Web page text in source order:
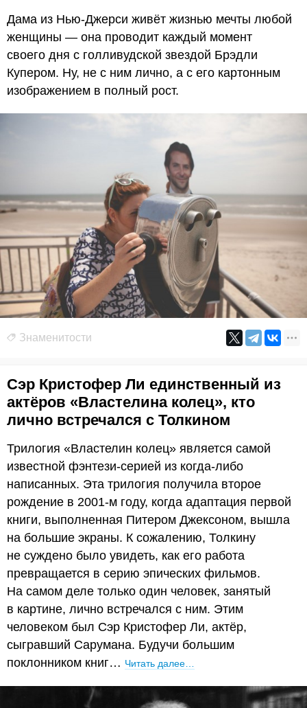
Дама из Нью-Джерси живёт жизнью мечты любой
женщины — она проводит каждый момент
своего дня с голливудской звездой Брэдли
Купером. Ну, не с ним лично, а с его картонным
изображением в полный рост.
Знаменитости
Сэр Кристофер Ли единственный из
актёров «Властелина колец», кто
лично встречался с Толкином
Трилогия «Властелин колец» является самой
известной фэнтези-серией из когда-либо
написанных. Эта трилогия получила второе
рождение в 2001-м году, когда адаптация первой
книги, выполненная Питером Джексоном, вышла
на большие экраны. К сожалению, Толкину
не суждено было увидеть, как его работа
превращается в серию эпических фильмов.
На самом деле только один человек, занятый
в картине, лично встречался с ним. Этим
человеком был Сэр Кристофер Ли, актёр,
сыгравший Сарумана. Будучи большим
поклонником книг… Читать далее…